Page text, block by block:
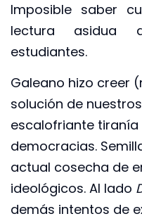
Imposible saber
lectura asidua
estudiantes.
Galeano hizo creer
solución de
escalofriante
democracias.
actual cosecha de
ideológicos. Al lado
demás intentos de